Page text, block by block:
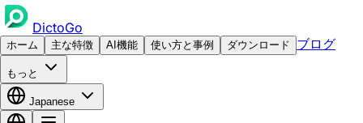
DictoGo
ホーム 主な特徴 AI機能 使い方と事例 ダウンロード ブログ
もっと
Japanese